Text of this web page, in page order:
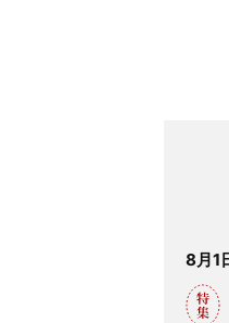
8月1